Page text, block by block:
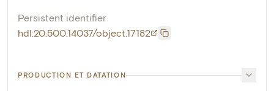
Persistent identifier
hdl:20.500.14037/object.17182
PRODUCTION ET DATATION